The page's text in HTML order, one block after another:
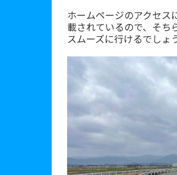
ホームページのアクセス
載されているので、そち
スムーズに行けるでしょ